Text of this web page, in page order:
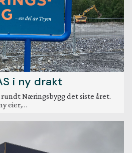
i ny drakt
Næringsbygg det siste året.
eier,…